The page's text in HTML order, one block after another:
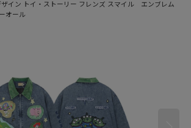
ザイン トイ・ストーリー フレンズ スマイル エンブレム
オール